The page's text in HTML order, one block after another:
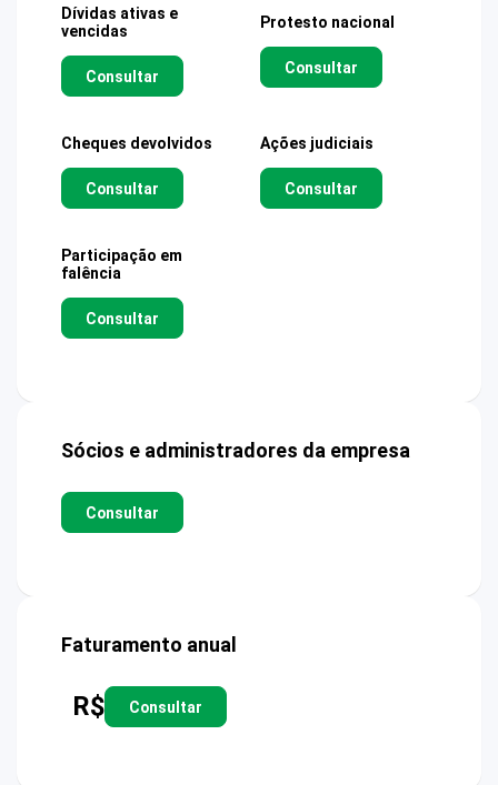
Dívidas ativas e
vencidas
Consultar
Protesto nacional
Consultar
Cheques devolvidos
Consultar
Ações judiciais
Consultar
Participação em
falência
Consultar
Sócios e administradores da empresa
Consultar
Faturamento anual
R$ Consultar